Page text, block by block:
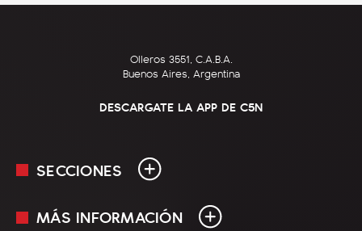
Olleros 3551, C.A.B.A.
Buenos Aires, Argentina
DESCARGATE LA APP DE C5N
SECCIONES
En Vivo
MÁS INFORMACIÓN